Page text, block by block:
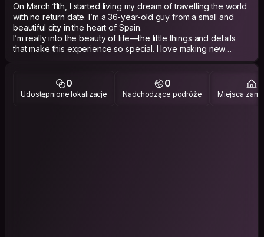
On March 11th, I started living my dream of travelling the world
with no return date. I’m a 36‑year‑old guy from a small and
beautiful city in the heart of Spain.
I’m really into the beauty of life—the little things and details
that make this experience so special. I love making new
connections, getting to know people on a deeper level, and
philosophy, and some more down‑to‑earth stuff too.
If you’d like, I’d love to meet you, have you as part of this trip,
and maybe, who knows, become good friends who really
0
Udostępnione lokalizacje
0
Nadchodzące podróże
6
Miejsca